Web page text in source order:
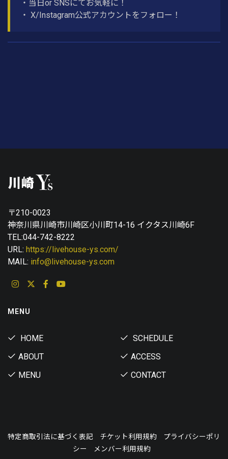
・当日or SNSにてお気軽に！
・ X/Instagram公式アカウントをフォロー！
〒210-0023
神奈川県川崎市川崎区小川町14-16 イクタス川崎6F
TEL:044-742-8222
URL: https://livehouse-ys.com/
MAIL: info@livehouse-ys.com
MENU
HOME
SCHEDULE
ABOUT
ACCESS
MENU
CONTACT
特定商取引法に基づく表記 チケット利用規約
プライバシーポリ
シー
メンバー利用規約